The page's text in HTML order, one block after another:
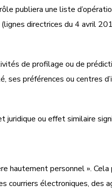
publiera une liste
directrices du 4 avril
de profilage ou de
ses préférences ou
juridique ou effet similaire
hautement personnel ».
courriers électroniques,